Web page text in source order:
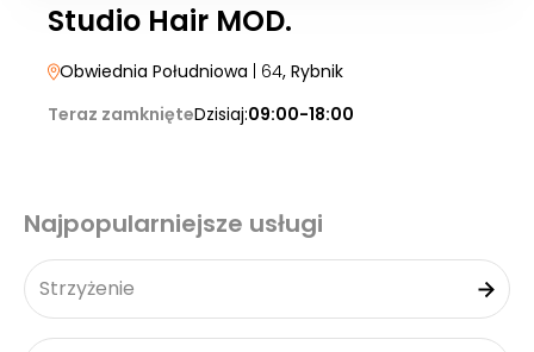
Studio Hair MOD.
Obwiednia Południowa | 64, Rybnik
Teraz zamknięteDzisiaj:09:00-18:00
Najpopularniejsze usługi
Strzyżenie